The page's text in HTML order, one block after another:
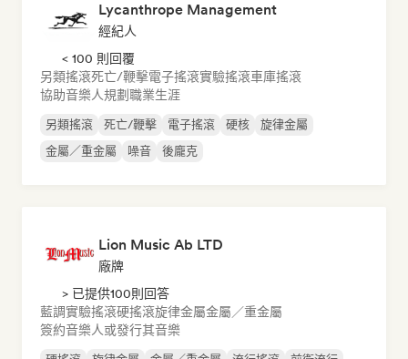
Lycanthrope Management
經紀人
< 100 則回覆
另類搖滾死亡/鞭擊電子搖滾實驗搖滾車庫搖滾
協助音樂人規劃職業生涯
另類搖滾 死亡/鞭擊 電子搖滾 硬核
旋律金屬
金屬／重金屬
噪音 後龐克
Lion Music Ab LTD
廠牌
> 已提供100則回答
藍調實驗搖滾硬搖滾旋律金屬金屬／重金屬
簽約音樂人或發行其音樂